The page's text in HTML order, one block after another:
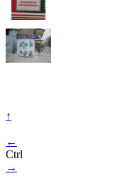
↑
←
Ctrl
→